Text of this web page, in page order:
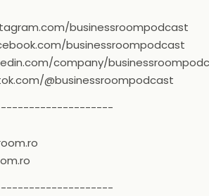
businessroompodcast
businessroompodcast
company/
@businessroompodcast